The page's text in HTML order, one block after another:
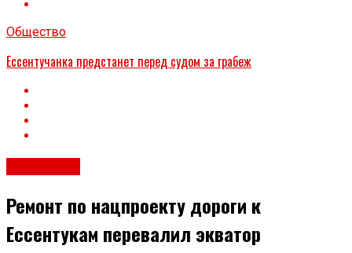
Общество
Ессентучанка предстанет перед судом за грабеж
Ремонт по нацпроекту дороги к
Ессентукам перевалил экватор